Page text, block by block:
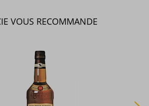
VOUS RECOMMANDE